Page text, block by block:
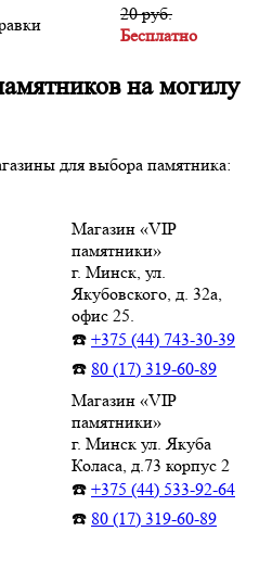
20 руб.
Бесплатно
на могилу
для выбора памятника:
Магазин «VIP
памятники»
г. Минск, ул.
Якубовского, д. 32а,
офис 25.
☎️ +375 (44) 743-30-39
☎️ 80 (17) 319-60-89
Магазин «VIP
памятники»
г. Минск ул. Якуба
Коласа, д.73 корпус 2
☎️ +375 (44) 533-92-64
☎️ 80 (17) 319-60-89